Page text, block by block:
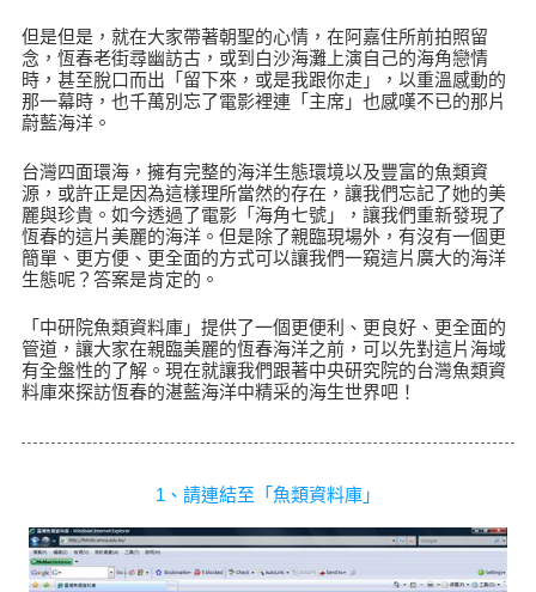
但是但是，就在大家帶著朝聖的心情，在阿嘉住所前拍照留
念，恆春老街尋幽訪古，或到白沙海灘上演自己的海角戀情
時，甚至脫口而出「留下來，或是我跟你走」，以重溫感動的
那一幕時，也千萬別忘了電影裡連「主席」也感嘆不已的那片
蔚藍海洋。
台灣四面環海，擁有完整的海洋生態環境以及豐富的魚類資
源，或許正是因為這樣理所當然的存在，讓我們忘記了她的美
麗與珍貴。如今透過了電影「海角七號」，讓我們重新發現了
恆春的這片美麗的海洋。但是除了親臨現場外，有沒有一個更
簡單、更方便、更全面的方式可以讓我們一窺這片廣大的海洋
生態呢？答案是肯定的。
「中研院魚類資料庫」提供了一個更便利、更良好、更全面的
管道，讓大家在親臨美麗的恆春海洋之前，可以先對這片海域
有全盤性的了解。現在就讓我們跟著中央研究院的台灣魚類資
料庫來探訪恆春的湛藍海洋中精采的海生世界吧！
1、請連結至「魚類資料庫」